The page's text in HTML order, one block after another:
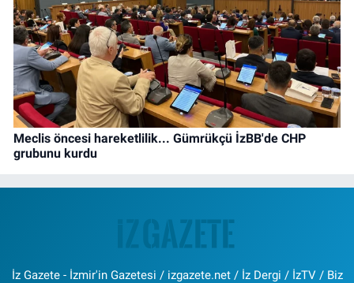
Meclis öncesi hareketlilik... Gümrükçü İzBB'de CHP
grubunu kurdu
İz Gazete - İzmir'in Gazetesi / izgazete.net / İz Dergi / İzTV / Biz